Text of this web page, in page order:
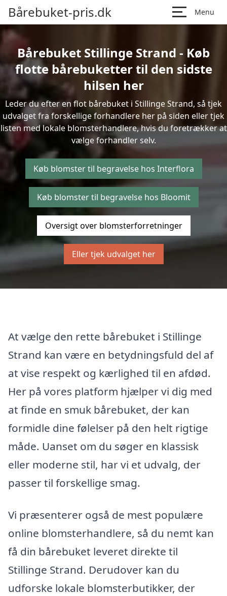
Bårebuket-pris.dk Menu
Bårebuket Stillinge Strand - Køb
flotte bårebuketter til den sidste
hilsen her
Leder du efter en flot bårebuket i Stillinge Strand, så tjek
udvalget fra forskellige forhandlere her på siden eller tjek
listen med lokale blomsterhandlere, hvis du foretrækker at
vælge forhandler selv.
Køb blomster til begravelse hos Interflora
Køb blomster til begravelse hos Bloomit
Oversigt over blomsterforretninger
Eller tjek udvalget her
At vælge den rette bårebuket i Stillinge
Strand kan være en betydningsfuld del af
at vise respekt og kærlighed til en afdød.
Her på vores platform hjælper vi dig med
at finde en smuk bårebuket, der kan
formidle dine følelser på den helt rigtige
måde. Uanset om du søger en klassisk
eller moderne stil, har vi et udvalg, der
passer til forskellige smag.
Vi præsenterer også de mest populære
online blomsterhandlere, så du nemt kan
få din bårebuket leveret direkte til
Stillinge Strand. Derudover kan du
udforske lokale blomsterbutikker, der